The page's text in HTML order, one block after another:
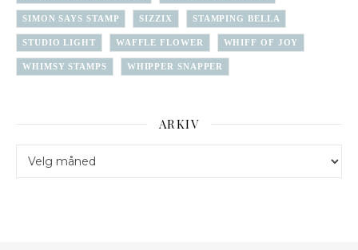
SIMON SAYS STAMP SIZZIX STAMPING BELLA
STUDIO LIGHT WAFFLE FLOWER WHIFF OF JOY
WHIMSY STAMPS WHIPPER SNAPPER
ARKIV